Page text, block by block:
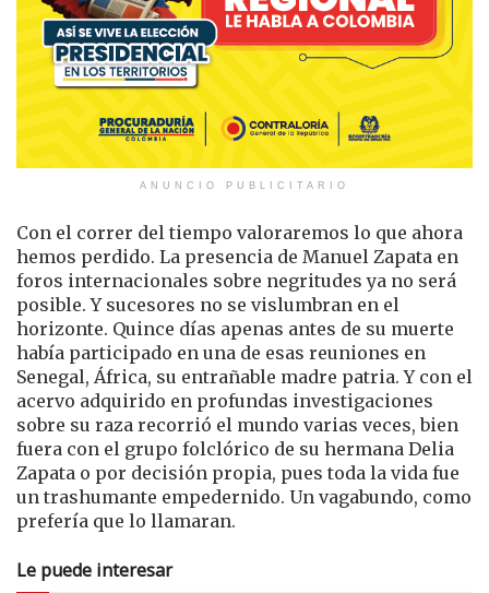
ANUNCIO PUBLICITARIO
Con el correr del tiempo valoraremos lo que ahora
hemos perdido. La presencia de Manuel Zapata en
foros internacionales sobre negritudes ya no será
posible. Y sucesores no se vislumbran en el
horizonte. Quince días apenas antes de su muerte
había participado en una de esas reuniones en
Senegal, África, su entrañable madre patria. Y con el
acervo adquirido en profundas investigaciones
sobre su raza recorrió el mundo varias veces, bien
fuera con el grupo folclórico de su hermana Delia
Zapata o por decisión propia, pues toda la vida fue
un trashumante empedernido. Un vagabundo, como
prefería que lo llamaran.
Le puede interesar